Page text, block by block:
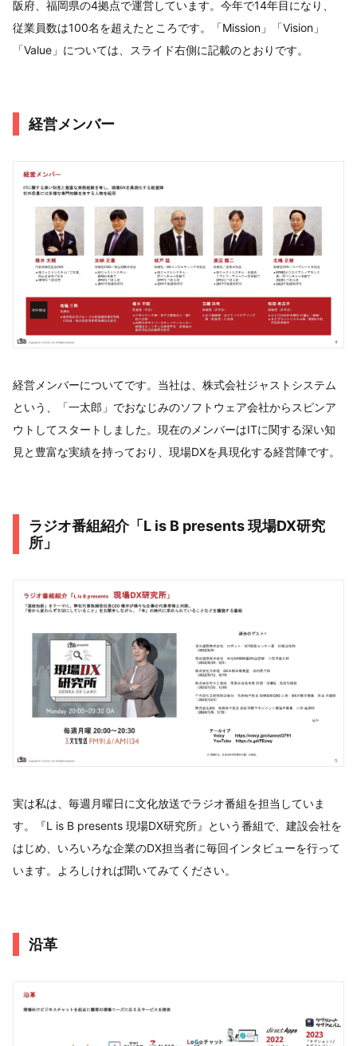
阪府、福岡県の4拠点で運営しています。今年で14年目になり、
従業員数は100名を超えたところです。「Mission」「Vision」
「Value」については、スライド右側に記載のとおりです。
経営メンバー
経営メンバーについてです。当社は、株式会社ジャストシステム
という、「一太郎」でおなじみのソフトウェア会社からスピンア
ウトしてスタートしました。現在のメンバーはITに関する深い知
見と豊富な実績を持っており、現場DXを具現化する経営陣です。
ラジオ番組紹介「L is B presents 現場DX研究
所」
実は私は、毎週月曜日に文化放送でラジオ番組を担当していま
す。『L is B presents 現場DX研究所』という番組で、建設会社を
はじめ、いろいろな企業のDX担当者に毎回インタビューを行って
います。よろしければ聞いてみてください。
沿革